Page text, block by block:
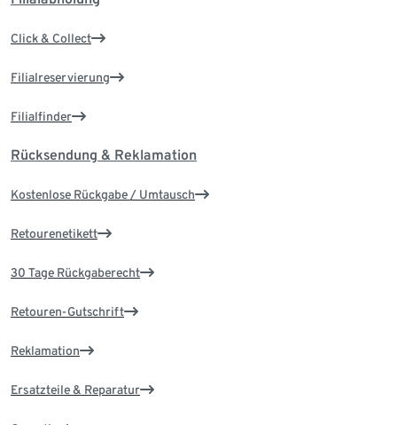
Click & Collect
Filialreservierung
Filialfinder
Rücksendung & Reklamation
Kostenlose Rückgabe / Umtausch
Retourenetikett
30 Tage Rückgaberecht
Retouren-Gutschrift
Reklamation
Ersatzteile & Reparatur